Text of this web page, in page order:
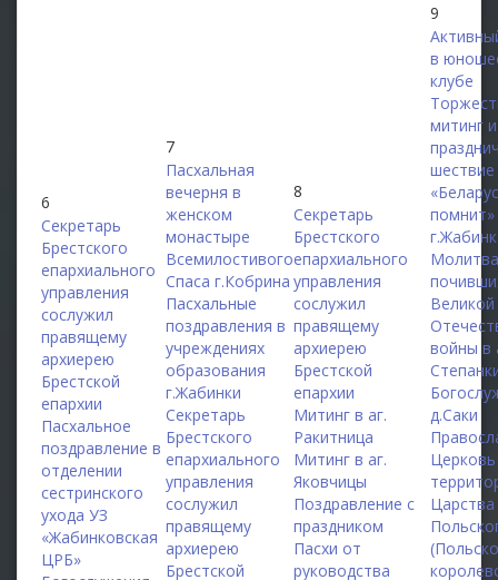
6
Секретарь
Брестского
епархиального
управления
сослужил
правящему
архиерею
Брестской
епархии
Пасхальное
поздравление в
отделении
сестринского
ухода УЗ
«Жабинковская
ЦРБ»
7
Пасхальная
вечерня в
женском
монастыре
Всемилостивого
Спаса г.Кобрина
Пасхальные
поздравления в
учреждениях
образования
г.Жабинки
Секретарь
Брестского
епархиального
управления
сослужил
правящему
архиерею
Брестской
8
Секретарь
Брестского
епархиального
управления
сослужил
правящему
архиерею
Брестской
епархии
Митинг в аг.
Ракитница
Митинг в аг.
Яковчицы
Поздравление с
праздником
Пасхи от
руководства
9
в
клубе
митинг и
шествие
помнит»
Великой
войны в
д.Саки
Царства